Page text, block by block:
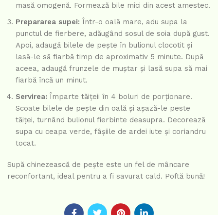
masă omogenă. Formează bile mici din acest amestec.
Prepararea supei: Într-o oală mare, adu supa la
punctul de fierbere, adăugând sosul de soia după gust.
Apoi, adaugă bilele de pește în bulionul clocotit și
lasă-le să fiarbă timp de aproximativ 5 minute. După
aceea, adaugă frunzele de muștar și lasă supa să mai
fiarbă încă un minut.
Servirea: Împarte tăițeii în 4 boluri de porționare.
Scoate bilele de pește din oală și așază-le peste
tăiței, turnând bulionul fierbinte deasupra. Decorează
supa cu ceapa verde, fâșiile de ardei iute și coriandru
tocat.
Supă chinezească de pește este un fel de mâncare
reconfortant, ideal pentru a fi savurat cald. Poftă bună!